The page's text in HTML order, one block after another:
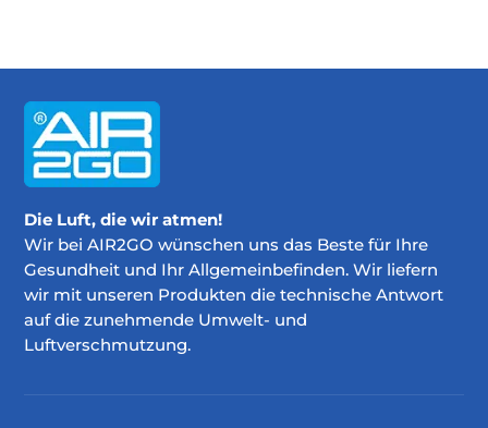
Die Luft, die wir atmen!
Wir bei AIR2GO wünschen uns das Beste für Ihre
Gesundheit und Ihr Allgemeinbefinden. Wir liefern
wir mit unseren Produkten die technische Antwort
auf die zunehmende Umwelt- und
Luftverschmutzung.